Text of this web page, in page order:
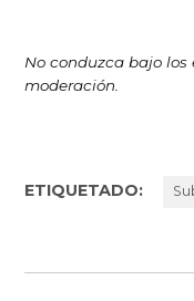
No conduzca bajo
moderación.
ETIQUETADO: